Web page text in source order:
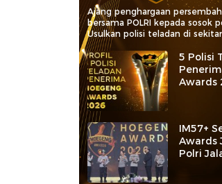
Ajang penghargaan
bersama POLRI kepada sosok
Usulkan polisi teladan di
5 Polisi
Awards
IM57+
Awards
Polri